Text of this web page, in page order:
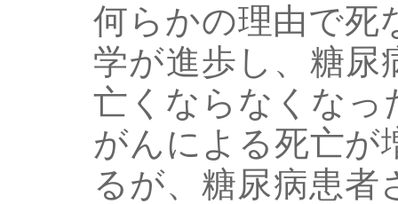
何らかの理由で死
学が進歩し、糖尿
亡くならなくなっ
がんによる死亡が
るが、糖尿病患者